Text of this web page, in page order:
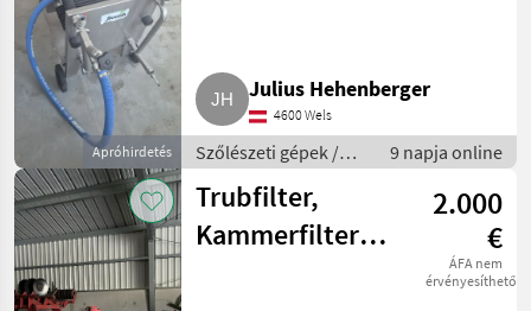
Apróhirdetés
Julius Hehenberger
4600 Wels
Szőlészeti gépek /
Pincészeti gépek
9 napja online
Trubfilter,
Kammerfilter
2.000
€
ÁFA nem
érvényesíthető